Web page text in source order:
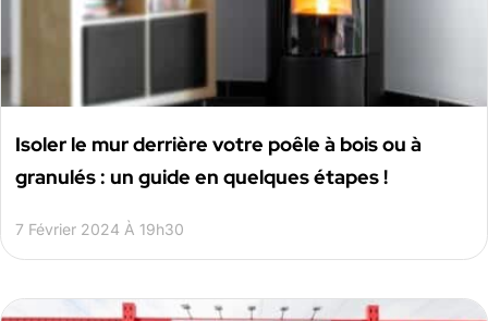
Isoler le mur derrière votre poêle à bois ou à
granulés : un guide en quelques étapes !
7 Février 2024 À 19h30